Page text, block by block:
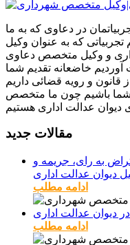
در دعاوی که به ما
تجربیاتی که به عنوان وکیل
ماده ۱۰۰ شهرداری و وکیل متخصص دعاوی
خاضعانه تقدیم شما
قانون و رویه قضائی داریم
شما باشیم چون ما متخصص
دیوان عدالت اداری هستیم
مقالات جدید
| اعتراض به رای، جریمه و
دیوان عدالت اداری
ادامه مطلب
دیوان عدالت اداری
ادامه مطلب